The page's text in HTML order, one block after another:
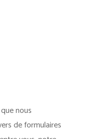
nous
de formulaires